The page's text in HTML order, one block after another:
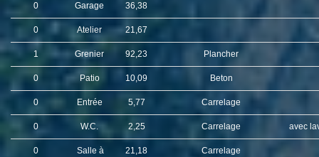
0 Garage 36,38
0 Atelier 21,67
1 Grenier 92,23 Plancher
0 Patio 10,09 Beton
0 Entrée 5,77 Carrelage
0 W.C. 2,25 Carrelage avec
0
Salle à
21,18 Carrelage